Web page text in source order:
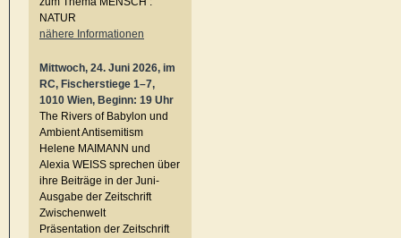
NATUR
nähere Informationen
Mittwoch, 24. Juni 2026, im
RC, Fischerstiege 1–7,
1010 Wien, Beginn: 19 Uhr
The Rivers of Babylon und
Ambient Antisemitism
Helene MAIMANN und
Alexia WEISS sprechen über
ihre Beiträge in der Juni-
Ausgabe der Zeitschrift
Zwischenwelt
Präsentation der Zeitschrift